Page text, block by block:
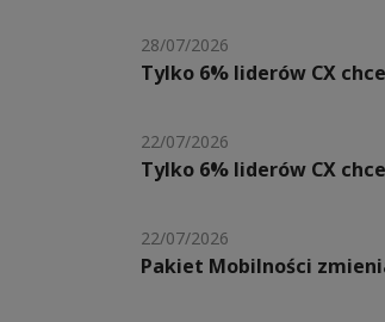
28/07/2026
Tylko 6% liderów CX
22/07/2026
Tylko 6% liderów CX
22/07/2026
Pakiet Mobilności